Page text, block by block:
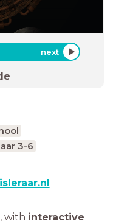
next
3-6
, with interactive